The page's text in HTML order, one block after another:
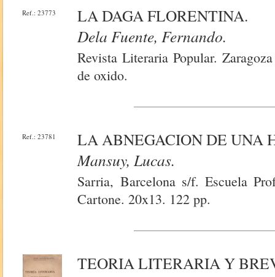
Ref.: 23773
LA DAGA FLORENTINA.
Dela Fuente, Fernando.
Revista Literaria Popular.
de oxido.
Ref.: 23781
LA ABNEGACION DE UNA
Mansuy, Lucas.
Sarria, Barcelona s/f. Escuela
Cartone. 20x13. 122 pp.
TEORIA LITERARIA Y